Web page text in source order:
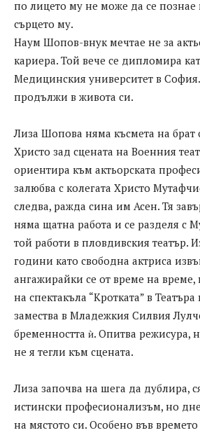
по лицето му не може да се познае
сърцето му.
Наум Шопов-внук мечтае не за
кариера. Той вече се дипломира
Медицинския университет в
продължи в живота си.
Лиза Шопова няма късмета на брат
Христо зад сцената на Военния
ориентира към актьорската
залюбва с колегата Христо
следва, ражда сина им Асен. Тя
няма щатна работа и се разделя с
той работи в пловдивския театър.
години като свободна актриса
ангажирайки се от време на
на спектакъла “Кротката” в
замества в Младежкия Силвия
бременността ѝ. Опитва режисура,
не я тегли към сцената.
Лиза започва на шега да дублира,
истински професионализъм, но
на мястото си. Особено във